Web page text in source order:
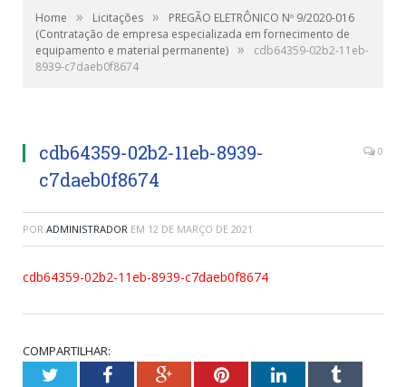
Home » Licitações »
PREGÃO ELETRÔNICO Nº 9/2020-016
(Contratação de empresa especializada em fornecimento de
equipamento e material permanente) »
cdb64359-02b2-11eb-
8939-c7daeb0f8674
cdb64359-02b2-11eb-8939-
c7daeb0f8674
0
POR ADMINISTRADOR EM 12 DE MARÇO DE 2021
cdb64359-02b2-11eb-8939-c7daeb0f8674
COMPARTILHAR:
TwitterFacebookGoogle+PinterestLinkedInTumblr